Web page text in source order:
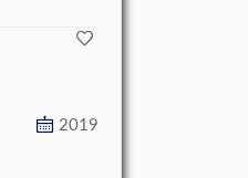
2019